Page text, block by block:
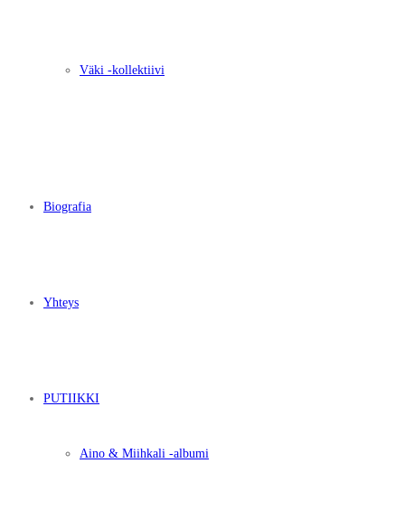
Väki -kollektiivi
Biografia
Yhteys
PUTIIKKI
Aino & Miihkali -albumi